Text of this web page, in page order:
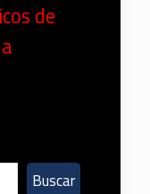
de
Buscar